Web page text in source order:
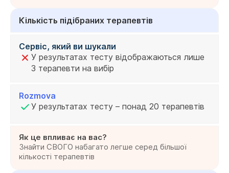
Кількість підібраних терапевтів
Сервіс, який ви шукали
У результатах тесту відображаються лише
3 терапевти на вибір
Rozmova
У результатах тесту – понад 20 терапевтів
Як це впливає на вас?
Знайти СВОГО набагато легше серед більшої
кількості терапевтів